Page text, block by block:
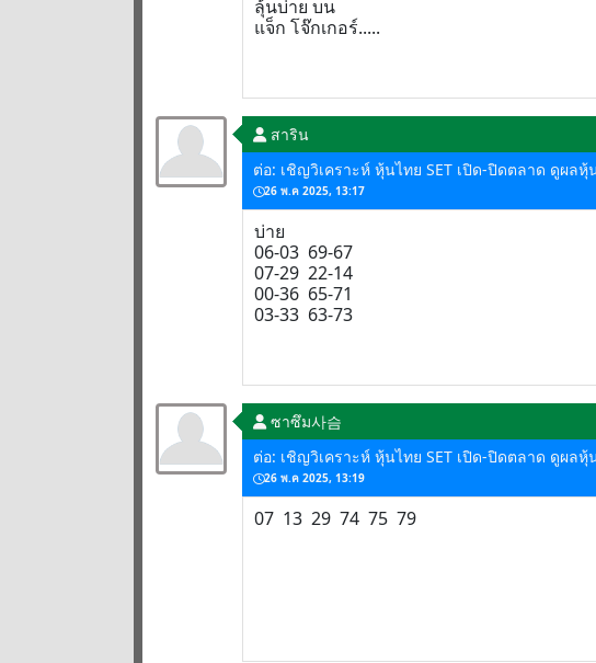
ลุ้นบ่าย บน
แจ็ก โจ๊กเกอร์.....
สาริน
ต่อ: เชิญวิเคราะห์ หุ้นไทย SET เปิด-ปิดตลาด ดูผล
26 พ.ค 2025, 13:17
บ่าย
06-03 69-67
07-29 22-14
00-36 65-71
03-33 63-73
ซาซึม사슴
ต่อ: เชิญวิเคราะห์ หุ้นไทย SET เปิด-ปิดตลาด ดูผล
26 พ.ค 2025, 13:19
07 13 29 74 75 79